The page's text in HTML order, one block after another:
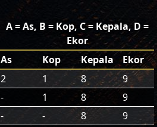
A = As, B = Kop, C = Kepala, D =
Ekor
As
Kop Kepala
Ekor
2 1 8
9
- 1 8
9
- - 8
9